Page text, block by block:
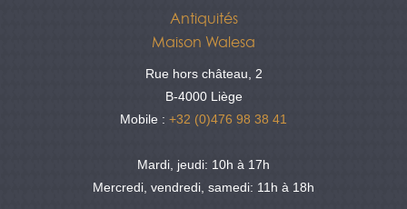
Antiquités
Maison Walesa
Rue hors château, 2
B-4000 Liège
Mobile : +32 (0)476 98 38 41
Mardi, jeudi: 10h à 17h
Mercredi, vendredi, samedi: 11h à 18h